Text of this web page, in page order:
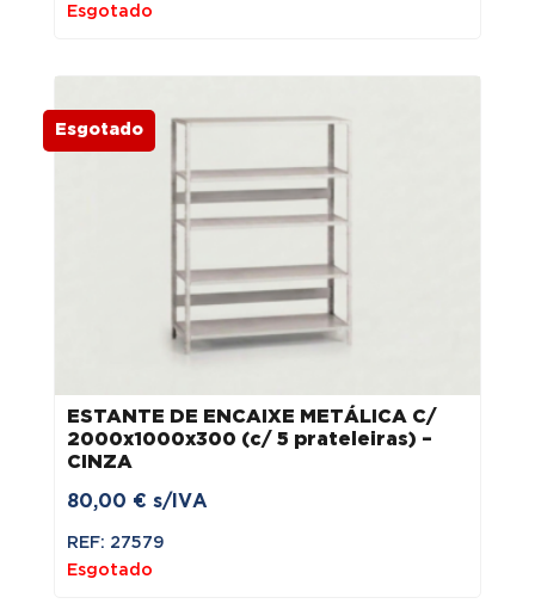
Esgotado
ESTANTE DE ENCAIXE METÁLICA C/
2000x1000x300 (c/ 5 prateleiras) –
CINZA
80,00 € s/IVA
REF: 27579
Esgotado
Esgotado